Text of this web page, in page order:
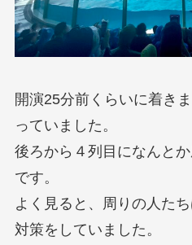
開演25分前くらいに着き
っていました。
後ろから４列目になんと
です。
よく見ると、周りの人た
対策をしていました。